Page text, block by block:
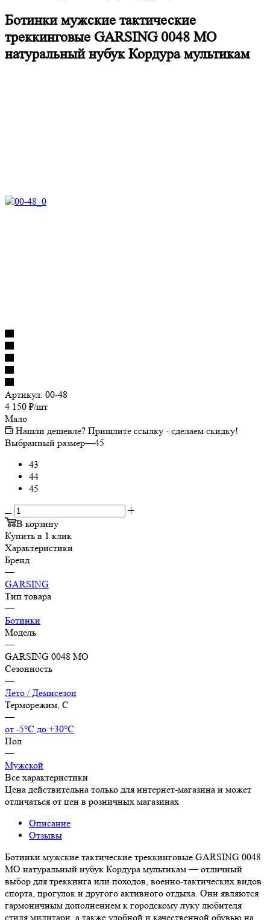
Ботинки мужские тактические
треккинговые GARSING 0048 МО
натуральный нубук Кордура мультикам
Артикул: 00-48
4 150 ₽/шт
Мало
Нашли дешевле? Пришлите ссылку - сделаем скидку!
Выбранный размер—45
43
44
45
В корзину
Купить в 1 клик
Характеристики
Бренд
—
GARSING
Тип товара
—
Ботинки
Модель
—
GARSING 0048 МО
Сезонность
—
Лето / Демисезон
Терморежим, C
—
от -5°С до +30°С
Пол
—
Мужской
Все характеристики
Цена действительна только для интернет-магазина и может
отличаться от цен в розничных магазинах
Описание
Отзывы
Ботинки мужские тактические треккинговые GARSING 0048
МО натуральный нубук Кордура мультикам — отличный
выбор для треккинга или походов, военно-тактических видов
спорта, прогулок и другого активного отдыха. Они являются
гармоничным дополнением к городскому луку любителя
стиля милитари, а также удобной и качественной обувью на